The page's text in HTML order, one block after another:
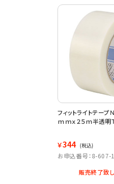
フィットライトテープ
ｍｍｘ２５ｍ半透明
￥344 (税込)
お申込番号：8-607-
販売終了致し